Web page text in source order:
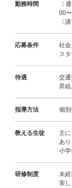
勤務時間
〔
00
〔
応募条件
社
スタ
待遇
交
昇
指導方法 個
教える生徒
主
あり
小
研修制度
未
実